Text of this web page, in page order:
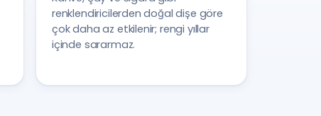
renklendiricilerden doğal dişe göre
çok daha az etkilenir; rengi yıllar
içinde sararmaz.